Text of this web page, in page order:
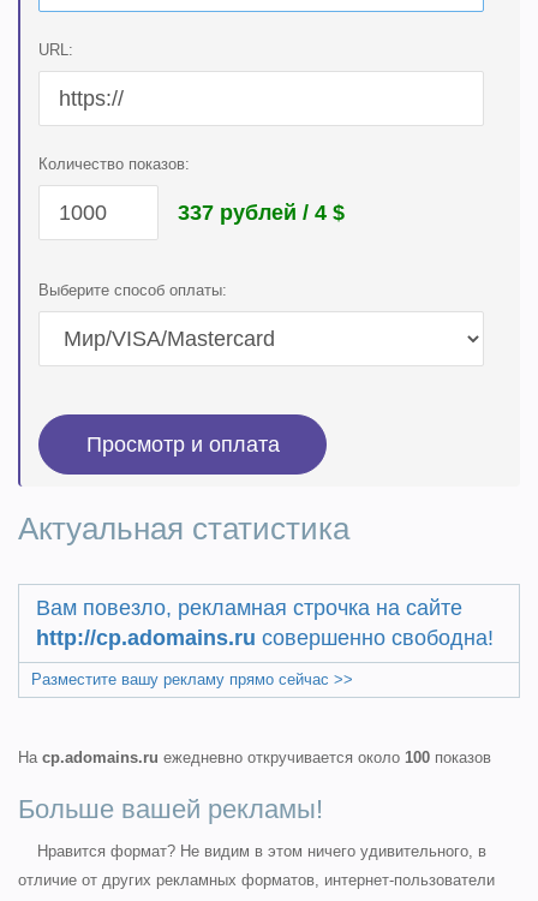
URL:
Количество показов:
337 рублей / 4 $
Выберите способ оплаты:
Актуальная статистика
Вам повезло, рекламная строчка на сайте
http://cp.adomains.ru совершенно свободна!
Разместите вашу рекламу прямо сейчас >>
На cp.adomains.ru ежедневно откручивается около 100 показов
Больше вашей рекламы!
Нравится формат? Не видим в этом ничего удивительного, в
отличие от других рекламных форматов, интернет-пользователи